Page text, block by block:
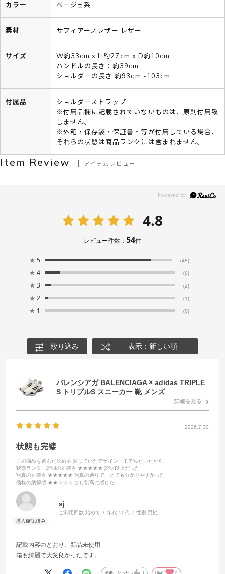
カラー ベージュ系
素材 サフィアーノレザー レザー
サイズ
W約33cm x H約27cm x D約10cm
ハンドルの長さ：約39cm
ショルダーの長さ 約93cm -103cm
付属品
ショルダーストラップ
※付属品欄に記載されていないものは、原則付属致
しません。
※外箱・保存袋・保証書・等が付属している場合、
それらの状態は商品ランクには含まれません。
Item Review アイテムレビュー
4.8
レビュー件数： 54件
★ 5 (45)
★ 4 (6)
★ 3 (2)
★ 2 (1)
★ 1 (0)
絞り込み 表示：新しい順
バレンシアガ BALENCIAGA × adidas TRIPLE
S トリプルS スニーカー 靴 メンズ
詳細を見る
2026.7.30
状態も完璧
この商品を選んだ決め手:探していたデザイン・モデルだったから
状態ランク・説明の正確さ :★★★★★ 説明以上だった
写真の正確さ :★★★★★ 写真の通りで、とても分かりやすかった
価格の納得感:★★☆☆☆ 少し割高に感じた
sj
ご利用回数:始めて 年代:50代 性別:男性
記載内容のとおり、新品未使用
箱も綺麗で大変良かったです。